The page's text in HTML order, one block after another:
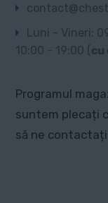
Luni - Vineri:
10:00 - 19:00 ( cu
Programul
suntem plecați
să ne